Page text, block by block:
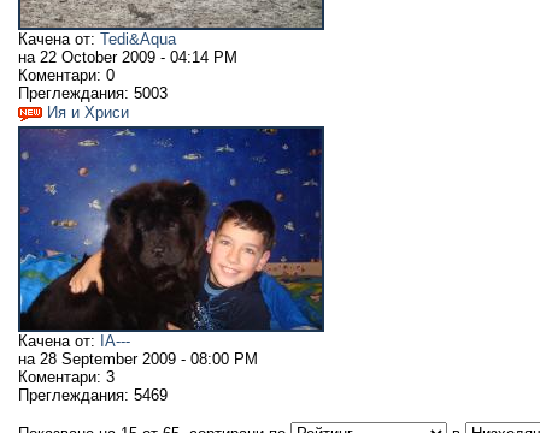
Качена от: Tedi&Aqua
на 22 October 2009 - 04:14 PM
Коментари: 0
Преглеждания: 5003
Ия и Хриси
Качена от: IA---
на 28 September 2009 - 08:00 PM
Коментари: 3
Преглеждания: 5469